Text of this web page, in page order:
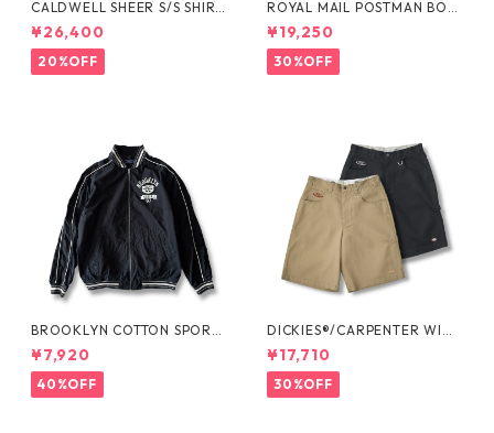
CALDWELL SHEER S/S SHIRT
by Polo Ralph Lauren
¥26,400
20%OFF
ROYAL MAIL POSTMAN BOO
TS by Dr.MARTENS
¥19,250
30%OFF
BROOKLYN COTTON SPORT
JKT by Polo Ralph Lauren
¥7,920
40%OFF
DICKIES®/CARPENTER WIDE
SHORTS -SEDAN ALL-PURPO
SE-
¥17,710
30%OFF